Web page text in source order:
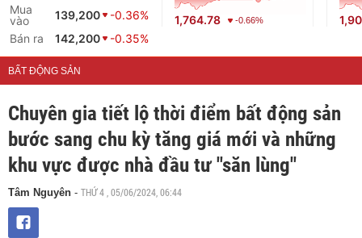
Mua
vào
139,200
-0.36%
Bán ra
142,200 -0.35%
1,764.78 -0.66%
BẤT ĐỘNG SẢN
Chuyên gia tiết lộ thời điểm bất động sản
bước sang chu kỳ tăng giá mới và những
khu vực được nhà đầu tư "săn lùng"
Tâm Nguyên - THỨ 4 , 05/06/2024, 06:44